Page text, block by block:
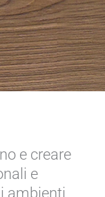
e creare
e
ambienti